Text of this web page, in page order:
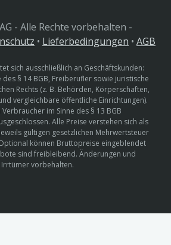
- Alle Rechte vorbehalten -
• Lieferbedingungen • AGB
sich ausschließlich an Geschäftskunden:
des § 14 BGB, Freiberufler sowie juristische
Rechts (z. B. Behörden, Körperschaften,
vergleichbare öffentliche Einrichtungen).
Verbraucher im Sinne des § 13 BGB
Alle Preise verstehen sich als
gültigen gesetzlichen Mehrwertsteuer
können Bruttopreise eingeblendet
sind freibleibend. Änderungen und
Irrtümer vorbehalten.